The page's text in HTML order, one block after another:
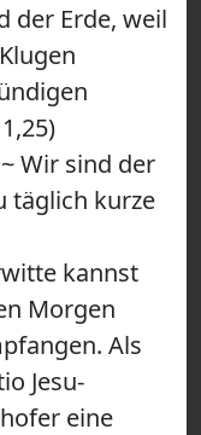
der Erde, weil
Wir sind der
täglich kurze
kannst
Morgen
Als
Jesu-
eine